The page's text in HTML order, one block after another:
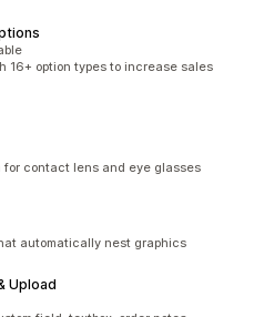
16+ option types to increase sales
for contact lens and eye glasses
automatically nest graphics
Upload